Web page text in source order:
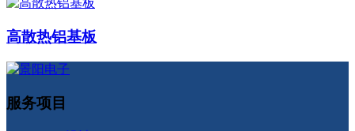
高散热铝基板
服务项目